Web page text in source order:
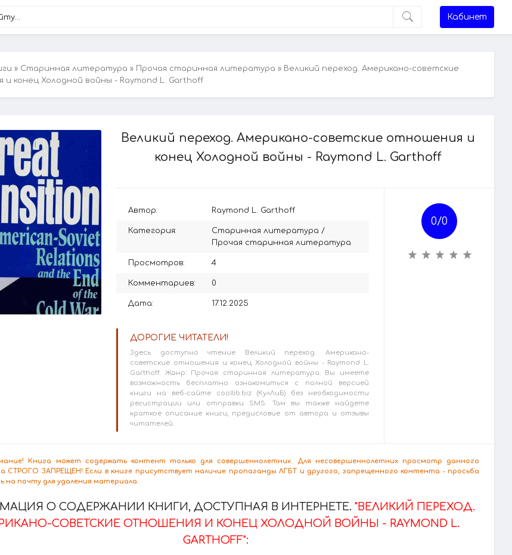
Кабинет
» Старинная литература » Прочая старинная литература » Великий переход. Американо-советские
конец Холодной войны - Raymond L. Garthoff
Великий переход. Американо-советские отношения и
конец Холодной войны - Raymond L. Garthoff
Автор: Raymond L. Garthoff
Категория: Старинная литература /
Прочая старинная литература
Просмотров: 4
Комментариев: 0
Дата: 17.12.2025
ДОРОГИЕ ЧИТАТЕЛИ!
Здесь доступно чтение Великий переход. Американо-
советские отношения и конец Холодной войны - Raymond L.
Garthoff. Жанр: Прочая старинная литература. Вы имеете
возможность бесплатно ознакомиться с полной версией
книги на веб-сайте coollib.biz (КулЛиБ) без необходимости
регистрации или отправки SMS. Там вы также найдете
краткое описание книги, предисловие от автора и отзывы
читателей.
0/0
Книга может содержать контент только для совершеннолетних. Для несовершеннолетних просмотр данного
СТРОГО ЗАПРЕЩЕН! Если в книге присутствует наличие пропаганды ЛГБТ и другого, запрещенного контента - просьба
на почту для удаления материала.
О СОДЕРЖАНИИ КНИГИ, ДОСТУПНАЯ В ИНТЕРНЕТЕ. "ВЕЛИКИЙ ПЕРЕХОД.
СОВЕТСКИЕ ОТНОШЕНИЯ И КОНЕЦ ХОЛОДНОЙ ВОЙНЫ - RAYMOND L.
GARTHOFF":